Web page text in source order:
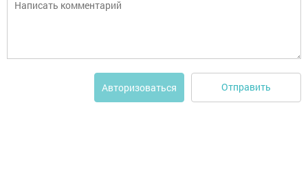
Авторизоваться Отправить